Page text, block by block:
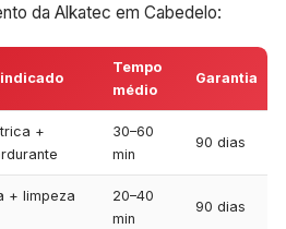
da Alkatec em Cabedelo:
Tempo
médio
Garantia
+
30–60
min
90 dias
+ limpeza
20–40
min
90 dias